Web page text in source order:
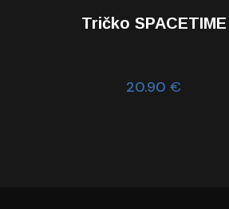
Tričko SPACETIME
20.90€